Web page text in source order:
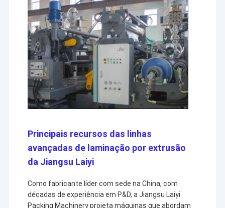
Principais recursos das linhas
avançadas de laminação por extrusão
da Jiangsu Laiyi
Como fabricante líder com sede na China, com
décadas de experiência em P&D, a Jiangsu Laiyi
Packing Machinery projeta máquinas que abordam